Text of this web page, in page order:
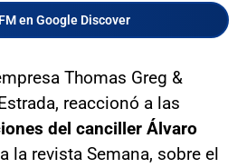
en Google Discover
Thomas Greg &
reaccionó a las
del canciller Álvaro
la revista Semana, sobre el